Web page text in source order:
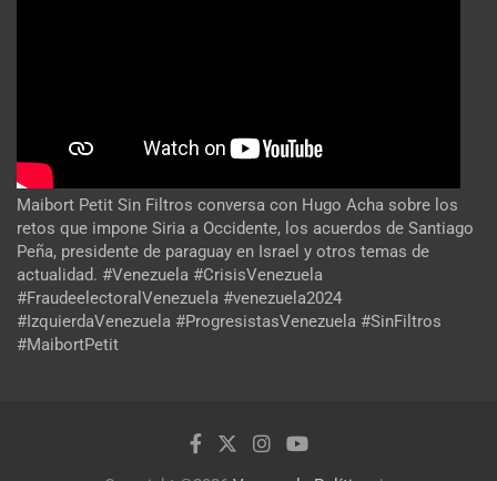
Maibort Petit Sin Filtros conversa con Hugo Acha sobre los
retos que impone Siria a Occidente, los acuerdos de Santiago
Peña, presidente de paraguay en Israel y otros temas de
actualidad. #Venezuela #CrisisVenezuela
#FraudeelectoralVenezuela #venezuela2024
#IzquierdaVenezuela #ProgresistasVenezuela #SinFiltros
#MaibortPetit